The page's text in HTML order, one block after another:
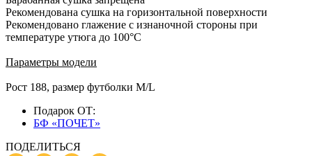
Рекомендована сушка на горизонтальной поверхности
Рекомендовано глажение с изнаночной стороны при
температуре утюга до 100°C
Параметры модели
Рост 188, размер футболки M/L
Подарок ОТ:
БФ «ПОЧЕТ»
ПОДЕЛИТЬСЯ